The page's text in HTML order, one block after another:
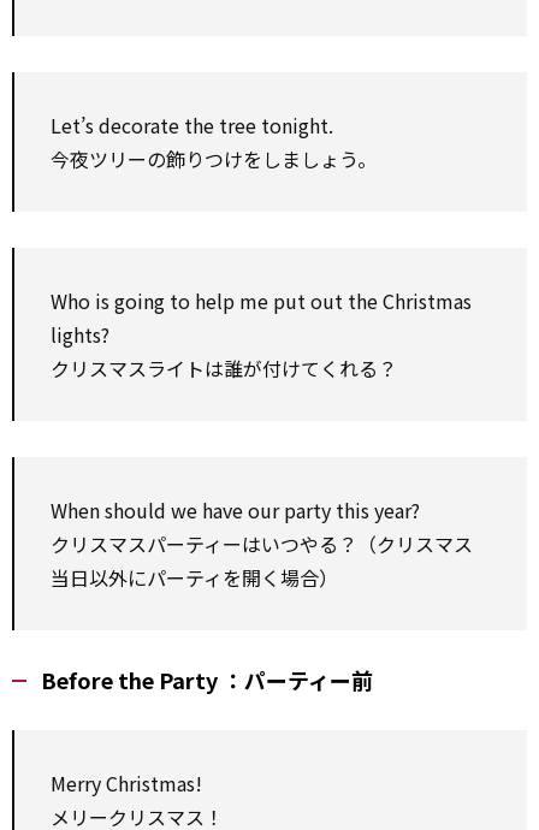
Let’s decorate the tree tonight.
今夜ツリーの飾りつけをしましょう。
Who is going to help me put out the Christmas
lights?
クリスマスライトは誰が付けてくれる？
When should we have our party this year?
クリスマスパーティーはいつやる？（クリスマス
当日以外にパーティを開く場合）
Before the Party ：パーティー前
Merry Christmas!
メリークリスマス！